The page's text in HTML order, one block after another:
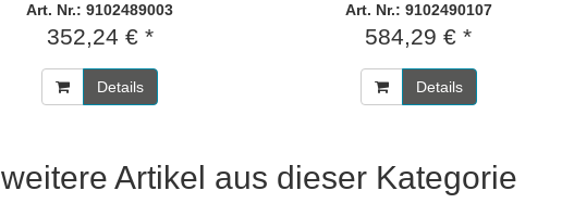
Art. Nr.: 9102489003
352,24 € *
Details
Art. Nr.: 9102490107
584,29 € *
Details
weitere Artikel aus dieser Kategorie